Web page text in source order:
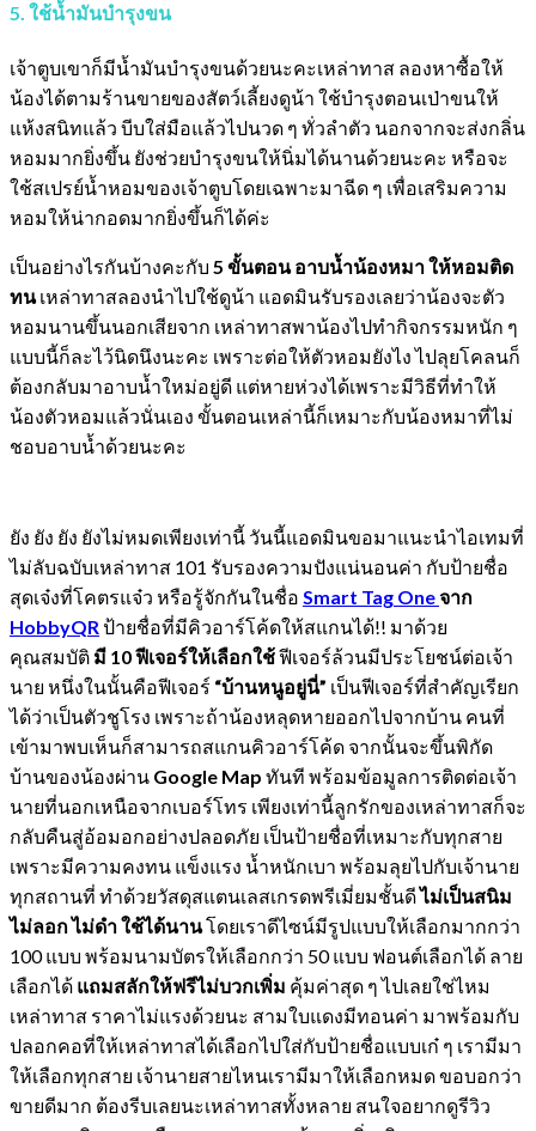
5. ใช้น้ำมันบำรุงขน
เจ้าตูบเขาก็มีน้ำมันบำรุงขนด้วยนะคะเหล่าทาส ลองหาซื้อให้
น้องได้ตามร้านขายของสัตว์เลี้ยงดูน้า ใช้บำรุงตอนเป่าขนให้
แห้งสนิทแล้ว บีบใส่มือแล้วไปนวด ๆ ทั่วลำตัว นอกจากจะส่งกลิ่น
หอมมากยิ่งขึ้น ยังช่วยบำรุงขนให้นิ่มได้นานด้วยนะคะ หรือจะ
ใช้สเปรย์น้ำหอมของเจ้าตูบโดยเฉพาะมาฉีด ๆ เพื่อเสริมความ
หอมให้น่ากอดมากยิ่งขึ้นก็ได้ค่ะ
เป็นอย่างไรกันบ้างคะกับ 5 ขั้นตอน อาบน้ำน้องหมา ให้หอมติด
ทนเหล่าทาสลองนำไปใช้ดูน้า แอดมินรับรองเลยว่าน้องจะตัว
หอมนานขึ้นนอกเสียจาก เหล่าทาสพาน้องไปทำกิจกรรมหนัก ๆ
แบบนี้ก็ละไว้นิดนึงนะคะ เพราะต่อให้ตัวหอมยังไง ไปลุยโคลนก็
ต้องกลับมาอาบน้ำใหม่อยู่ดี แต่หายห่วงได้เพราะมีวิธีที่ทำให้
น้องตัวหอมแล้วนั่นเอง ขั้นตอนเหล่านี้ก็เหมาะกับน้องหมาที่ไม่
ชอบอาบน้ำด้วยนะคะ
ยัง ยัง ยัง ยังไม่หมดเพียงเท่านี้ วันนี้แอดมินขอมาแนะนำไอเทมที่
ไม่ลับฉบับเหล่าทาส 101 รับรองความปังแน่นอนค่า กับป้ายชื่อ
สุดเจ๋งที่โคตรแจ๋ว หรือรู้จักกันในชื่อ Smart Tag Oneจาก
HobbyQRป้ายชื่อที่มีคิวอาร์โค้ดให้สแกนได้!! มาด้วย
คุณสมบัติ มี 10 ฟีเจอร์ให้เลือกใช้ฟีเจอร์ล้วนมีประโยชน์ต่อเจ้า
นาย หนึ่งในนั้นคือฟีเจอร์ “บ้านหนูอยู่นี่” เป็นฟีเจอร์ที่สำคัญเรียก
ได้ว่าเป็นตัวชูโรง เพราะถ้าน้องหลุดหายออกไปจากบ้าน คนที่
เข้ามาพบเห็นก็สามารถสแกนคิวอาร์โค้ด จากนั้นจะขึ้นพิกัด
บ้านของน้องผ่าน Google Map ทันที พร้อมข้อมูลการติดต่อเจ้า
นายที่นอกเหนือจากเบอร์โทร เพียงเท่านี้ลูกรักของเหล่าทาสก็จะ
กลับคืนสู่อ้อมอกอย่างปลอดภัย เป็นป้ายชื่อที่เหมาะกับทุกสาย
เพราะมีความคงทน แข็งแรง น้ำหนักเบา พร้อมลุยไปกับเจ้านาย
ทุกสถานที่ ทำด้วยวัสดุสแตนเลสเกรดพรีเมี่ยมชั้นดีไม่เป็นสนิม
ไม่ลอก ไม่ดำ ใช้ได้นานโดยเราดีไซน์มีรูปแบบให้เลือกมากกว่า
100 แบบ พร้อมนามบัตรให้เลือกกว่า 50 แบบ ฟอนต์เลือกได้ ลาย
เลือกได้ แถมสลักให้ฟรีไม่บวกเพิ่ม คุ้มค่าสุด ๆ ไปเลยใช่ไหม
เหล่าทาส ราคาไม่แรงด้วยนะ สามใบแดงมีทอนค่า มาพร้อมกับ
ปลอกคอที่ให้เหล่าทาสได้เลือกไปใส่กับป้ายชื่อแบบเก๋ ๆ เรามีมา
ให้เลือกทุกสาย เจ้านายสายไหนเรามีมาให้เลือกหมด ขอบอกว่า
ขายดีมาก ต้องรีบเลยนะเหล่าทาสทั้งหลาย สนใจอยากดูรีวิว